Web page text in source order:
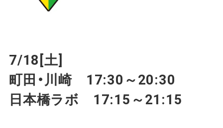
7/18[土]
町田・川崎 17:30～20:30
日本橋ラボ 17:15～21:15